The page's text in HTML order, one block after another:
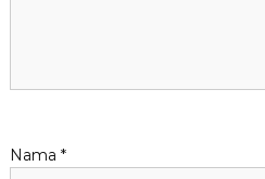
Nama *